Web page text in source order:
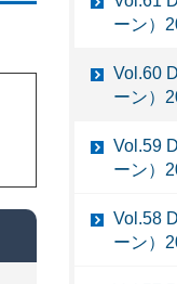
ーン）
Vol.60
ーン）
Vol.59
ーン）
Vol.58
ーン）